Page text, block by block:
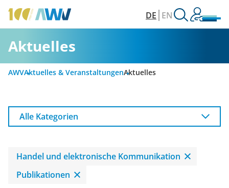
DE EN
Aktuelles
AWVAktuelles & VeranstaltungenAktuelles
Alle Kategorien
Handel und elektronische Kommunikation
Publikationen